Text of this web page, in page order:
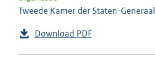
Tweede Kamer der Staten-Generaal
Download PDF